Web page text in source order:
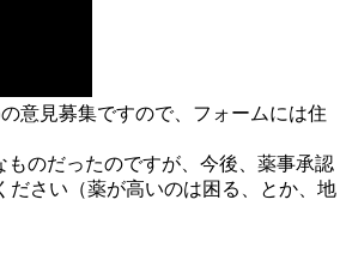
意見募集ですので、フォームには住
のだったのですが、今後、薬事承認
さい（薬が高いのは困る、とか、地